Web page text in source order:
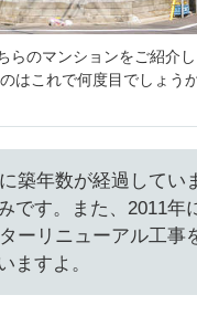
らのマンションをご紹介
のはこれで何度目でしょ
築年数が経過してい
です。また、2011年
ーリニューアル工事
ますよ。